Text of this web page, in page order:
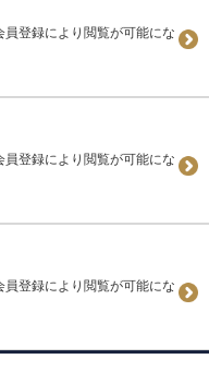
員登録により閲覧が可能にな
員登録により閲覧が可能にな
員登録により閲覧が可能にな